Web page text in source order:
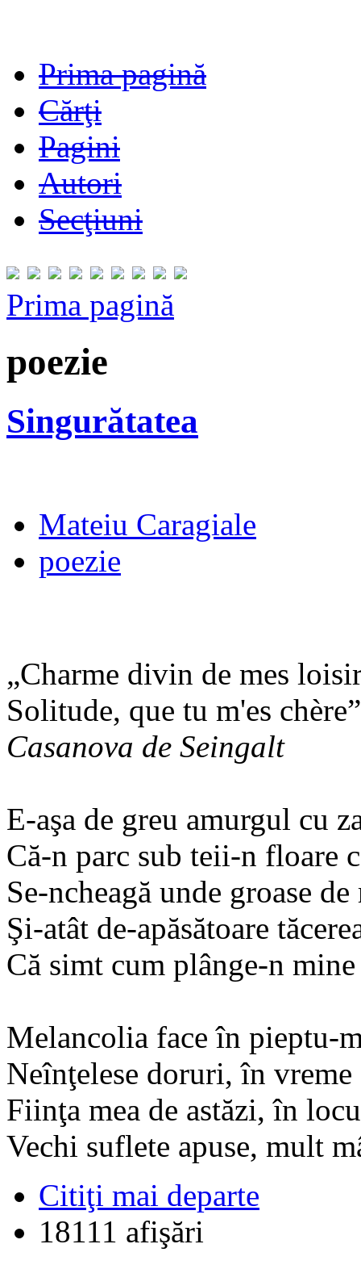
Prima pagină
Cărţi
Pagini
Autori
Secţiuni
Prima pagină
poezie
Singurătatea
Mateiu Caragiale
poezie
„Charme divin de mes
Solitude, que tu m'es chère”
Casanova de Seingalt
E-aşa de greu amurgul cu
Că-n parc sub teii-n floare
Se-ncheagă unde groase
Şi-atât de-apăsătoare
Că simt cum plânge-n
Melancolia face în pieptu-
Neînţelese doruri, în
Fiinţa mea de astăzi, în
Vechi suflete apuse, mult
Citiţi mai departe
18111 afişări